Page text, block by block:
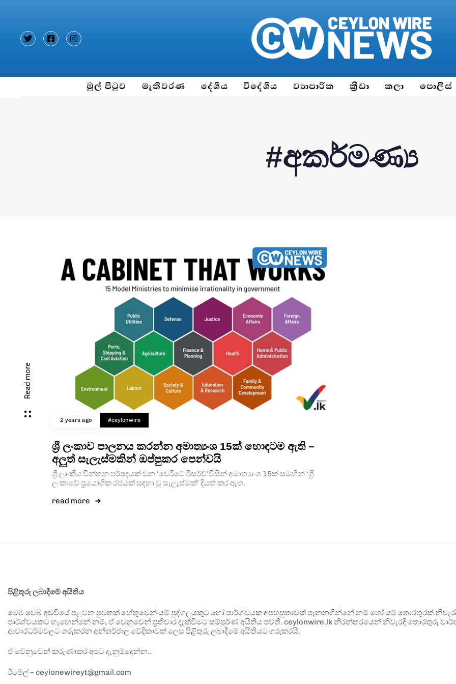
මුල් පිටුව මැතිවරණ දේශීය විදේශීය ව්‍යාපාරික ක්‍රීඩා කලා පොලිස්
Read more
#අකර්මණ්‍ය
2 years ago #ceylonwire
ශ්‍රී ලංකාව පාලනය කරන්න අමාත්‍යංශ 15ක් හොඳටම ඇති –
අලුත් සැලැස්මකින් ඔප්පුකර පෙන්වයි
ශ්‍රී ලාංකීය චින්තන පර්ෂදයක් වන ‘වෙරිටේ රිසර්ච්’විසින් අමාත්‍යාංශ 15ක් සමඟින් ‘ශ්‍රී
ලංකාවේ ප්‍රයෝගික රජයක් සඳහා වූ සැලැස්මක්’ දියත් කර ඇත.
read more
පිළිතුරු ලබාදීමේ අයිතිය
මෙම වෙබ් අඩවියේ පළවන පුවතක් හේතුවෙන් යම් පුද්ගලයකුට හෝ පාර්ශ්වයක අපහසුතාවක් පැනනගින්නේ නම් හෝ යම් තොරතුරක්
පාර්ශ්වයකට හැඟෙන්නේ නම්, ඒ වෙනුවෙන් ප්‍රතිචාර දැක්වීමට සම්පූර්ණ අයිතිය පවතී. ceylonwire.lk නිරන්තරයෙන් නිවැරදි තොරතුරු
ආචාරධර්මවලට ගරුකරන අන්තර්ජාල වේදිකාවක් ලෙස පිළිතුරු ලබාදීමේ අයිතියට ගරුකරයි.
ඒ වෙනුවෙන් කරුණාකර අපට දැනුම්දෙන්න..
ඊමේල් – ceylonewireyt@gmail.com